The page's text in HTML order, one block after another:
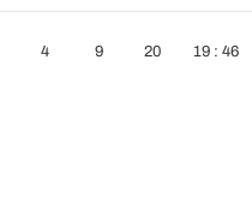
4 9 20 19 : 46